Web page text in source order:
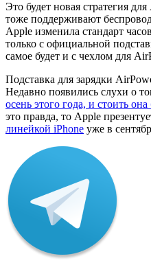
Это будет новая стратегия
тоже поддерживают
Apple изменила стандарт
только с официальной
самое будет и с чехлом для
Подставка для зарядки
Недавно появились слухи о
осень этого года, и стоить
это правда, то Apple
линейкой iPhone уже в